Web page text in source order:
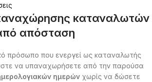
καταναλωτών
απόσταση
πρόσωπο που ενεργεί ως καταναλωτής
να υπαναχωρήσετε από την παρούσα
ημερών χωρίς να δώσετε